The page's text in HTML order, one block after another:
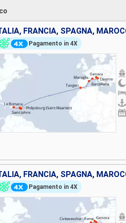
Pagamento in 4X
Pagamento in 4X